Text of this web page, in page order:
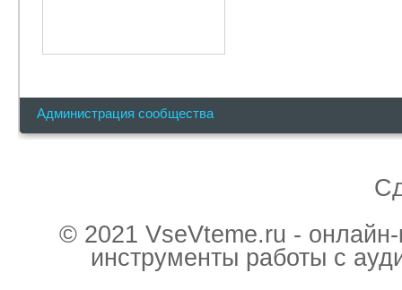
Администрация сообщества
© 2021 VseVteme.ru -
инструменты работы с